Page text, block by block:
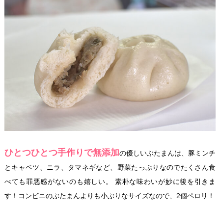
ひとつひとつ手作りで無添加の優しいぶたまんは、豚ミンチ
とキャベツ、ニラ、タマネギなど、野菜たっぷりなのでたくさん食
べても罪悪感がないのも嬉しい。 素朴な味わいが妙に後を引きま
す！コンビニのぶたまんよりも小ぶりなサイズなので、2個ペロリ！